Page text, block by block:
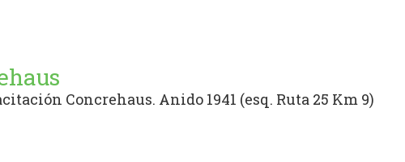
Concrehaus. Anido 1941 (esq. Ruta 25 Km 9)